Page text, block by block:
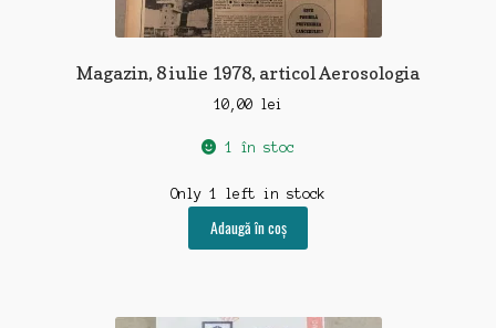
Magazin, 8 iulie 1978, articol Aerosologia
10,00 lei
1 în stoc
Only 1 left in stock
Adaugă în coș